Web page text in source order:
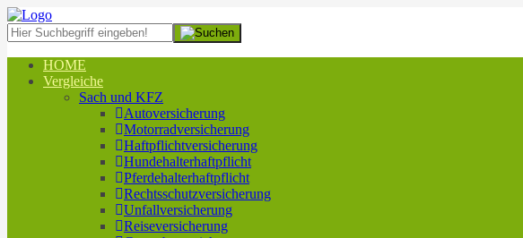
HOME
Vergleiche
Sach und KFZ
Autoversicherung
Motorradversicherung
Haftpflichtversicherung
Hundehalterhaftpflicht
Pferdehalterhaftpflicht
Rechtsschutzversicherung
Unfallversicherung
Reiseversicherung